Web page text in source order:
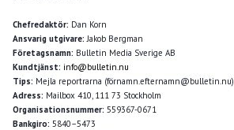
Chefredaktör: Dan Korn
Ansvarig utgivare: Jakob Bergman
Företagsnamn: Bulletin Media Sverige AB
Kundtjänst: info@bulletin.nu
Tips: Mejla reportrarna (förnamn.efternamn@bulletin.nu)
Adress: Mailbox 410, 111 73 Stockholm
Organisationsnummer: 559367-0671
Bankgiro: 5840–5473